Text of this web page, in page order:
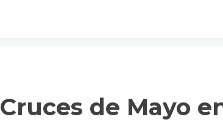
Cruces de Mayo